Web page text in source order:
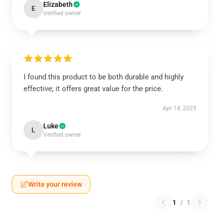
E Elizabeth
Verified owner
I found this product to be both durable and highly
effective; it offers great value for the price.
Apr 14, 2025
L Luke
Verified owner
Write your review
1 / 1